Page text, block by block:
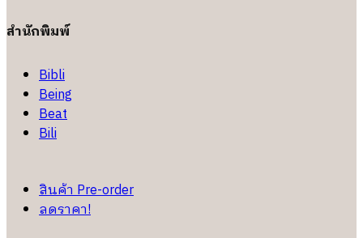
สำนักพิมพ์
Bibli
Being
Beat
Bili
สินค้า Pre-order
ลดราคา!